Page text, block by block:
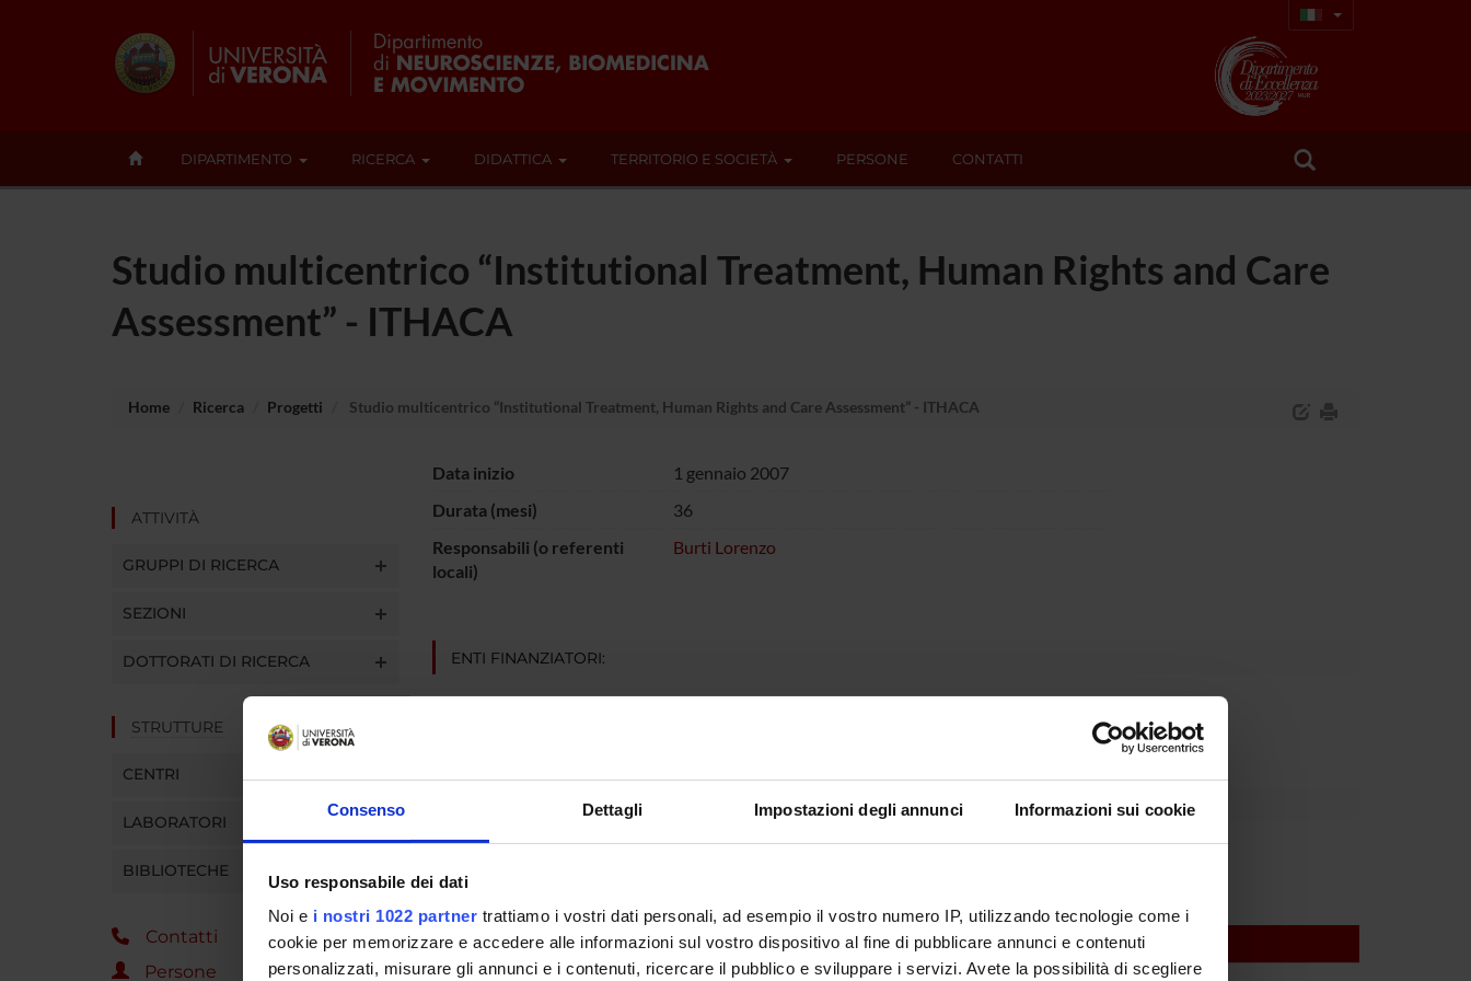
Consenso Dettagli Impostazioni degli annunci Informazioni sui cookie
Uso responsabile dei dati
Noi e i nostri 1022 partner trattiamo i vostri dati personali, ad esempio il vostro numero IP, utilizzando tecnologie come i
cookie per memorizzare e accedere alle informazioni sul vostro dispositivo al fine di pubblicare annunci e contenuti
personalizzati, misurare gli annunci e i contenuti, ricercare il pubblico e sviluppare i servizi. Avete la possibilità di scegliere
DIPARTIMENTO RICERCA DIDATTICA TERRITORIO E SOCIETÀ PERSONE CONTATTI
Studio multicentrico “Institutional Treatment, Human Rights and Care
Assessment” - ITHACA
Home Ricerca Progetti Studio multicentrico “Institutional Treatment, Human Rights and Care Assessment” - ITHACA
ATTIVITÀ
GRUPPI DI RICERCA
SEZIONI
DOTTORATI DI RICERCA
STRUTTURE
CENTRI
LABORATORI
BIBLIOTECHE
Contatti
Persone
Data inizio
1 gennaio 2007
Durata (mesi)
36
Responsabili (o referenti
locali)
Burti Lorenzo
ENTI FINANZIATORI:
Comunità Europea Finanziamento:assegnato e gestito dal Dipartimento
PARTECIPANTI AL PROGETTO
Lorenzo Burti Incaricato alla ricerca
AREE DI RICERCA COINVOLTE DAL PROGETTO